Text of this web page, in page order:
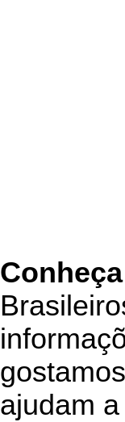
Conheça
g
ajudam